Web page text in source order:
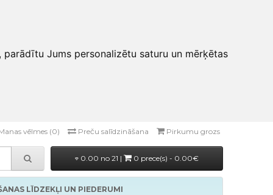
Jums personalizētu saturu un mērķētas
vēlmes (0) Preču salīdzināšana Pirkumu grozs
0.00 no 21 | 0 prece(s) - 0.00€
LĪDZEKĻI UN PIEDERUMI